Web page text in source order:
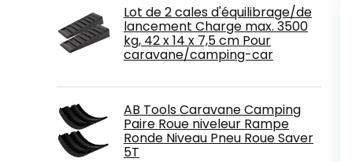
Lot de 2 cales d'équilibrage/de
lancement Charge max. 3500
kg, 42 x 14 x 7,5 cm Pour
caravane/camping-car
AB Tools Caravane Camping
Paire Roue niveleur Rampe
Ronde Niveau Pneu Roue Saver
5T